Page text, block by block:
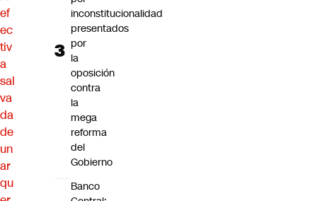
ef
ec
tiv
a
sal
va
da
de
un
ar
qu
inconstitucionalidad
presentados
por
la
oposición
contra
la
mega
reforma
del
Gobierno
Banco